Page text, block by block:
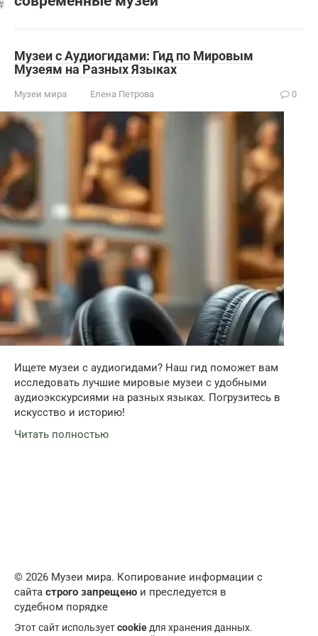
Музеи с Аудиогидами: Гид по Мировым
Музеям на Разных Языках
Музеи мира Елена Петрова 0
Ищете музеи с аудиогидами? Наш гид поможет вам
исследовать лучшие мировые музеи с удобными
аудиоэкскурсиями на разных языках. Погрузитесь в
искусство и историю!
Читать полностью
© 2026 Музеи мира. Копирование информации с
сайта строго запрещено и преследуется в
судебном порядке
Этот сайт используетcookie для хранения данных.